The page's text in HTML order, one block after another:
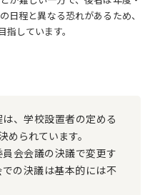
日程と異なる恐れがあるため、
しています。
、学校設置者の定める
められています。
員会会議の決議で変更す
の決議は基本的には不